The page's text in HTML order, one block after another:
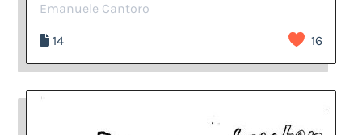
Emanuele Cantoro
14 16